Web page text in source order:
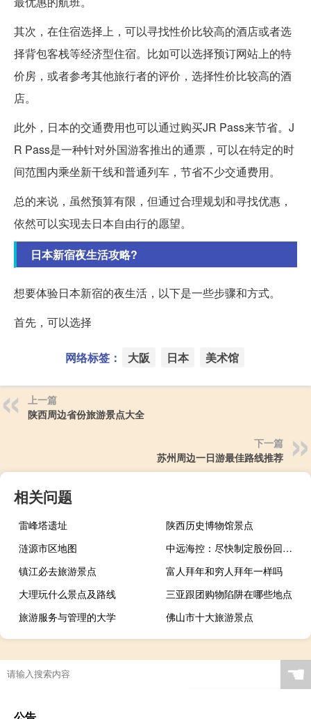
其次，在住宿选择上，可以寻找性价比较高的酒店或者选
择背包客栈等经济型住宿。比如可以选择预订网站上的特
价房，或者参考其他旅行者的评价，选择性价比较高的酒
店。
此外，日本的交通费用也可以通过购买JR Pass来节省。J
R Pass是一种针对外国游客推出的通票，可以在特定的时
间范围内乘坐新干线和普通列车，节省不少交通费用。
总的来说，虽然预算有限，但通过合理规划和寻找优惠，
依然可以实现去日本自由行的愿望。
日本新宿夜生活攻略?
想要体验日本新宿的夜生活，以下是一些步骤和方式。
首先，可以选择
网络标签： 大阪 日本 美术馆
上一篇
陕西周边省份旅游景点大全
下一篇
苏州周边一日游最佳路线推荐
相关问题
雷峰塔遗址
陕西历史博物馆景点
涟源市区地图
中远海控：尽快制定股份回购具体方案
镇江必去旅游景点
富人拜年和穷人拜年一样吗
大理玩什么景点及路线
三亚跟团购物陷阱在哪些地点
旅游服务与管理的大学
佛山市十大旅游景点
☚